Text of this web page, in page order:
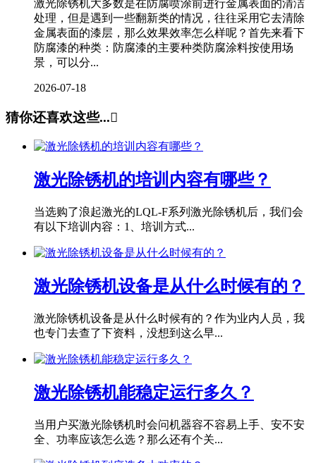
激光除锈机大多数是在防腐喷涂前进行金属表面的清洁
处理，但是遇到一些翻新类的情况，往往采用它去清除
金属表面的漆层，那么效果效率怎么样呢？首先来看下
防腐漆的种类：防腐漆的主要种类防腐涂料按使用场
景，可以分...
2026-07-18
猜你还喜欢这些...
激光除锈机的培训内容有哪些？
当选购了浪起激光的LQL-F系列激光除锈机后，我们会
有以下培训内容：1、培训方式...
激光除锈机设备是从什么时候有的？
激光除锈机设备是从什么时候有的？作为业内人员，我
也专门去查了下资料，没想到这么早...
激光除锈机能稳定运行多久？
当用户买激光除锈机时会问机器容不容易上手、安不安
全、功率应该怎么选？那么还有个关...